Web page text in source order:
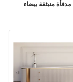
منبثقة بيضاء